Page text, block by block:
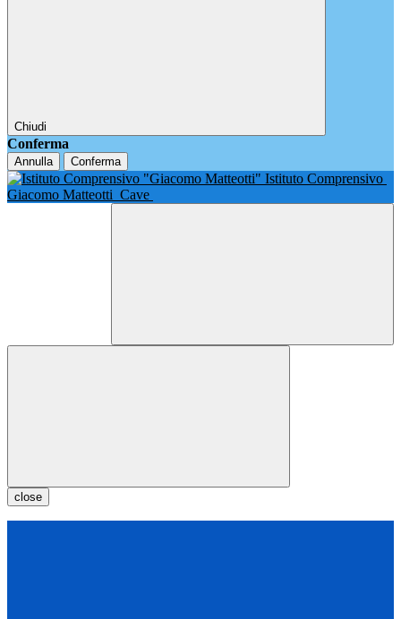
Chiudi
Conferma
Annulla Conferma
Istituto Comprensivo
Giacomo Matteotti Cave
close